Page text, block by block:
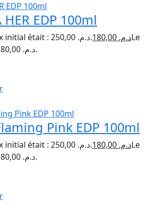
HER EDP 100ml
Le prix initial était : د.م. 250,00. د.م.Le
prix actuel est : د.م. 180,00.
Pink EDP 100ml
Le prix initial était : د.م. 250,00. د.م.Le
prix actuel est : د.م. 180,00.